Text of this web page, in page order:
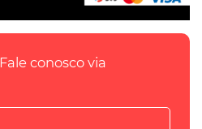
Fale conosco via